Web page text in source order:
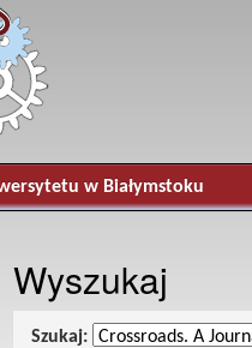
w Białymstoku
Wyszukaj
Szukaj: